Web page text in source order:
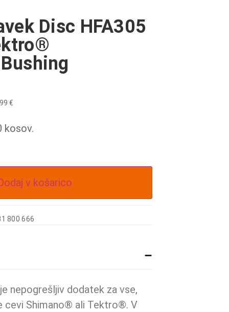
Disc HFA305
€
kosov.
v košarico
800 666
nepogrešljiv dodatek za vse,
cevi Shimano® ali Tektro®. V